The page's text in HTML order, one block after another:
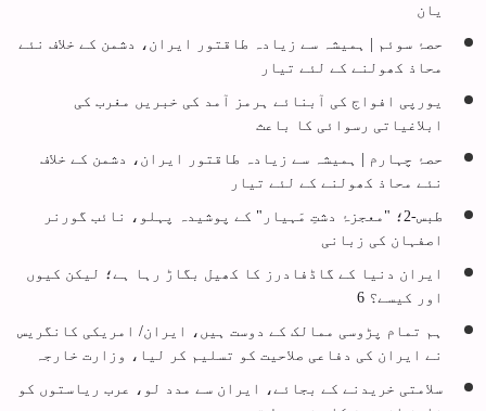
یان
حصۂ سوئم | ہمیشہ سے زیادہ طاقتور ایران، دشمن کے خلاف نئے
محاذ کھولنے کے لئے تیار
یورپی افواج کی آبنائے ہرمز آمد کی خبریں مغرب کی
ابلاغیاتی رسوائی کا باعث
حصۂ چہارم | ہمیشہ سے زیادہ طاقتور ایران، دشمن کے خلاف
نئے محاذ کھولنے کے لئے تیار
طبس-2؛ "معجزۂ دشتِ مَہیار" کے پوشیدہ پہلو، نائب گورنر
اصفہان کی زبانی
ایران دنیا کے گاڈفادرز کا کھیل بگاڑ رہا ہے؛ لیکن کیوں
اور کیسے؟ 6
ہم تمام پڑوسی ممالک کے دوست ہیں، ایران/ امریکی کانگریس
نے ایران کی دفاعی صلاحیت کو تسلیم کر لیا، وزارت خارجہ
سلامتی خریدنے کے بجائے، ایران سے مدد لو، عرب ریاستوں کو